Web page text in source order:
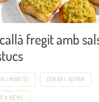
fregit amb
I MARISC DINAR I SOPAR
A NENS